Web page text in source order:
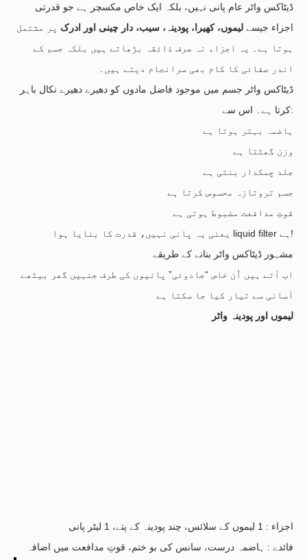
ڈیٹاکس واٹر عام پانی نہیں، بلکہ ایک خاص مکسچر ہے جو قدرتی
اجزاء جیسے لیموں، کھیرا، پودینہ، سیب، دار چینی اور ادرک پر مشتمل
ہوتا ہے۔ یہ اجزاء نہ صرف ذائقہ بڑھاتے ہیں بلکہ جسم کے
اندر صفائی کا کام بھی سرانجام دیتے ہیں۔
ڈیٹاکس واٹر جسم میں موجود فاضل مادوں کو دھیرے دھیرے نکال باہر
کرتا ہے۔ اس سے:
ہاضمہ بہتر ہوتا ہے
وزن گھٹتا ہے
جلد چمکدار بنتی ہے
جسم تروتازہ محسوس کرتا ہے
قوتِ مدافعت مضبوط ہوتی ہے
یعنی یہ پانی نہیں، قدرت کا بنایا ہوا liquid filter ہے!
مشہور ڈیٹاکس واٹر بنانے کے طریقے
اب آتے ہیں اُن خاص “جادوئی” پانیوں کی طرف جنہیں گھر بیٹھے
آسانی سے تیار کیا جا سکتا ہے
لیموں اور پودینہ واٹر
اجزاء : 1 لیموں کے سلائس، چند پودینہ کے پتے، 1 لیٹر پانی
فائدے : ہاضمہ درست، سانس کی بو ختم، قوتِ مدافعت میں اضافہ